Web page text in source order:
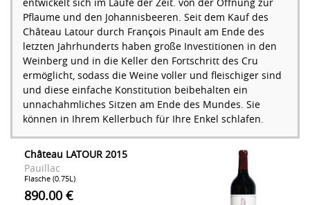
Pflaume und den Johannisbeeren. Seit dem Kauf des
Château Latour durch François Pinault am Ende des
letzten Jahrhunderts haben große Investitionen in den
Weinberg und in die Keller den Fortschritt des Cru
ermöglicht, sodass die Weine voller und fleischiger sind
und diese einfache Konstitution beibehalten ein
unnachahmliches Sitzen am Ende des Mundes. Sie
können in Ihrem Kellerbuch für Ihre Enkel schlafen.
Château LATOUR 2015
Pauillac
Flasche (0.75L)
890.00 €